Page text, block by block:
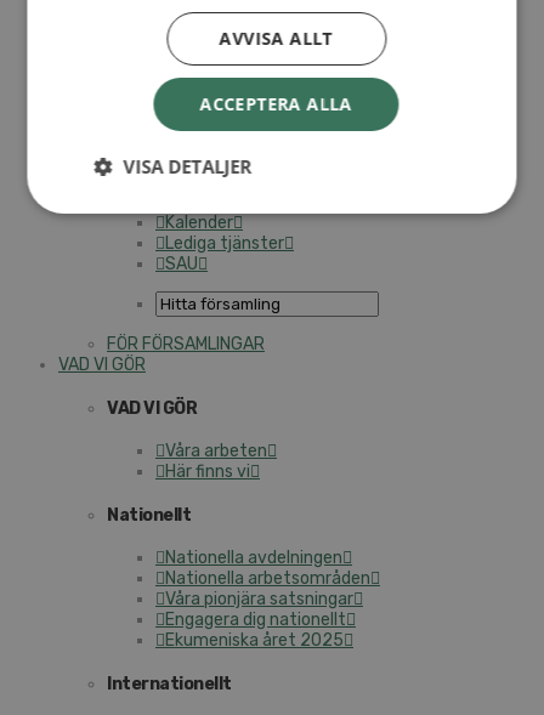
Redovisning och lönehantering
Kyrkoavgiften
LOGGA IN
Personalförsäkringar
SAMP – personalförbundet
Kalender
Lediga tjänster
SAU
FÖR FÖRSAMLINGAR
VAD VI GÖR
VAD VI GÖR
Våra arbeten
Här finns vi
Nationellt
Nationella avdelningen
Nationella arbetsområden
Våra pionjära satsningar
Engagera dig nationellt
Ekumeniska året 2025
Internationellt
ACCEPTERA ALLA
AVVISA ALLT
VISA DETALJER